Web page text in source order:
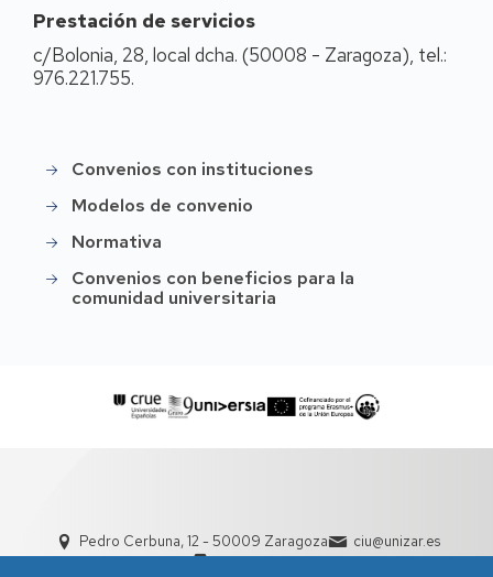
Prestación de servicios
c/Bolonia, 28, local dcha. (50008 - Zaragoza), tel.:
976.221.755.
Menú
convenios
Convenios con instituciones
Modelos de convenio
Normativa
Convenios con beneficios para la
comunidad universitaria
Pedro Cerbuna, 12 - 50009 Zaragoza
ciu@unizar.es